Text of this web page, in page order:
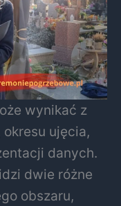
wynikać z
ujęcia,
danych.
dwie różne
obszaru,